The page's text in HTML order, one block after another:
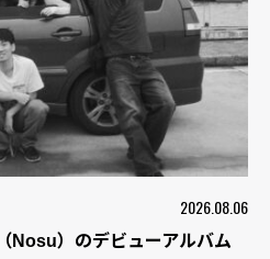
2026.08.06
Nosu）のデビューアルバム